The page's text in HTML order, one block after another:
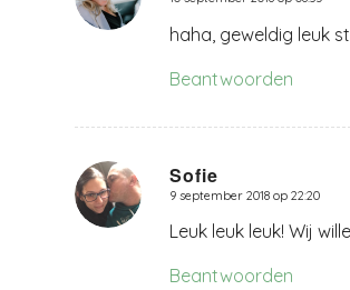
haha, geweldig leuk
Beantwoorden
Sofie
zegt:
9 september 2018 op 22:20
Leuk leuk leuk! Wij
Beantwoorden